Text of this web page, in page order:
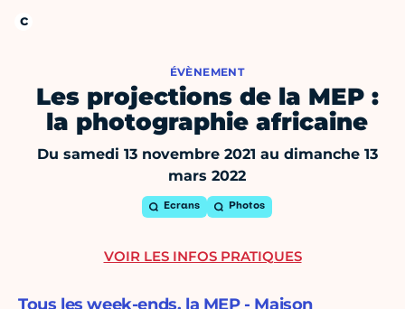
ÉVÈNEMENT
Les projections de la MEP :
la photographie africaine
Du samedi 13 novembre 2021 au dimanche 13
mars 2022
Ecrans Photos
Tous les week-ends, la MEP - Maison
VOIR LES INFOS PRATIQUES